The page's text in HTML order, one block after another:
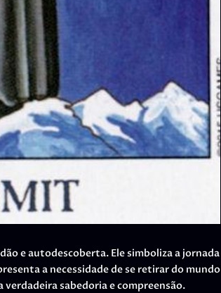
e autodescoberta. Ele simboliza a jornada
a necessidade de se retirar do mundo
sabedoria e compreensão.